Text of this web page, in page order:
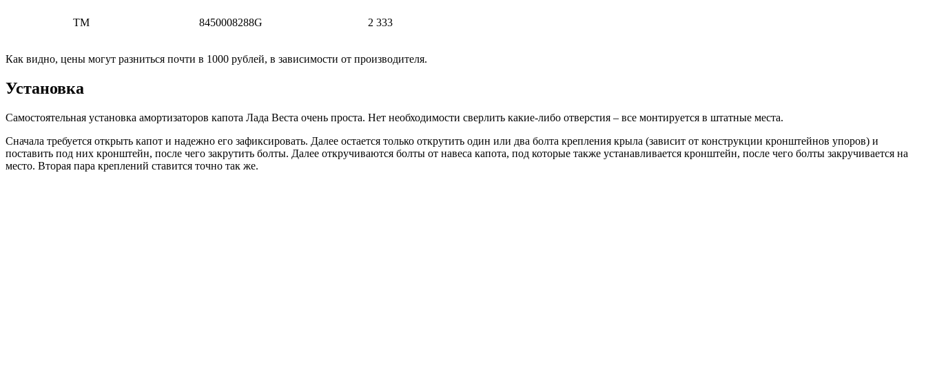
ТМ 8450008288G 2 333
Как видно, цены могут разниться почти в 1000 рублей, в зависимости от производителя.
Установка
Самостоятельная установка амортизаторов капота Лада Веста очень проста. Нет необходимости сверлить какие-либо отверстия – все монтируется в штатные места.
Сначала требуется открыть капот и надежно его зафиксировать. Далее остается только открутить один или два болта крепления крыла (зависит от конструкции кронштейнов упоров) и
поставить под них кронштейн, после чего закрутить болты. Далее откручиваются болты от навеса капота, под которые также устанавливается кронштейн, после чего болты закручивается на
место. Вторая пара креплений ставится точно так же.